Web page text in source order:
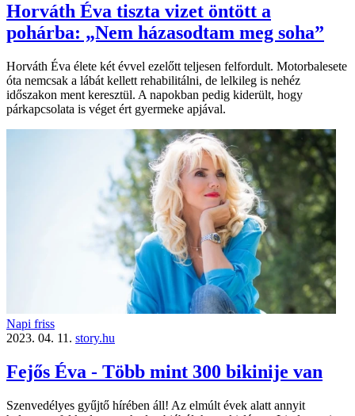
Horváth Éva tiszta vizet öntött a
pohárba: „Nem házasodtam meg soha”
Horváth Éva élete két évvel ezelőtt teljesen felfordult. Motorbalesete
óta nemcsak a lábát kellett rehabilitálni, de lelkileg is nehéz
időszakon ment keresztül. A napokban pedig kiderült, hogy
párkapcsolata is véget ért gyermeke apjával.
Napi friss
2023. 04. 11. story.hu
Fejős Éva - Több mint 300 bikinije van
Szenvedélyes gyűjtő hírében áll! Az elmúlt évek alatt annyit